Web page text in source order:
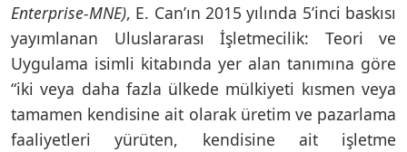
Enterprise-MNE), E. Can’ın 2015 yılında 5’inci baskısı
yayımlanan Uluslararası İşletmecilik: Teori ve
Uygulama isimli kitabında yer alan tanımına göre
“iki veya daha fazla ülkede mülkiyeti kısmen veya
tamamen kendisine ait olarak üretim ve pazarlama
faaliyetleri yürüten, kendisine ait işletme